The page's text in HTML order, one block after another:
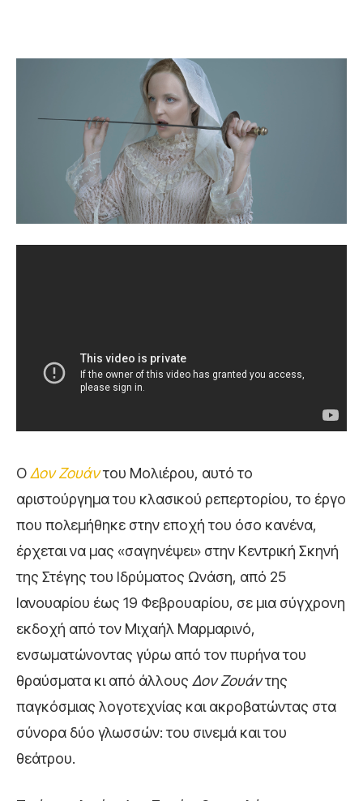
ΟΔον Ζουάντου Μολιέρου, αυτό το
αριστούργημα του κλασικού ρεπερτορίου, το έργο
που πολεμήθηκε στην εποχή του όσο κανένα,
έρχεται να μας «σαγηνέψει» στην Κεντρική Σκηνή
της Στέγης του Ιδρύματος Ωνάση, από 25
Ιανουαρίου έως 19 Φεβρουαρίου, σε μια σύγχρονη
εκδοχή από τον Μιχαήλ Μαρμαρινό,
ενσωματώνοντας γύρω από τον πυρήνα του
θραύσματα κι από άλλους Δον Ζουάντης
παγκόσμιας λογοτεχνίας και ακροβατώντας στα
σύνορα δύο γλωσσών: του σινεμά και του
θεάτρου.